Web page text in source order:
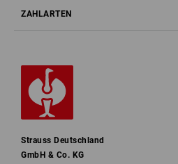
ZAHLARTEN
Strauss Deutschland
GmbH & Co. KG